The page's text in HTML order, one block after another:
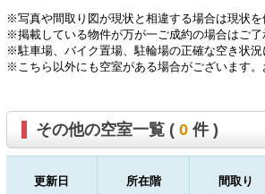
※写真や間取り図が現状と相違する場合は現状を
※掲載している物件が万が一ご成約の場合はご了
※駐車場、バイク置場、駐輪場の正確な空き状
※こちら以外にも空室がある場合がございます
その他の空室一覧 ( 0 件 )
更新日 所在階 間取り